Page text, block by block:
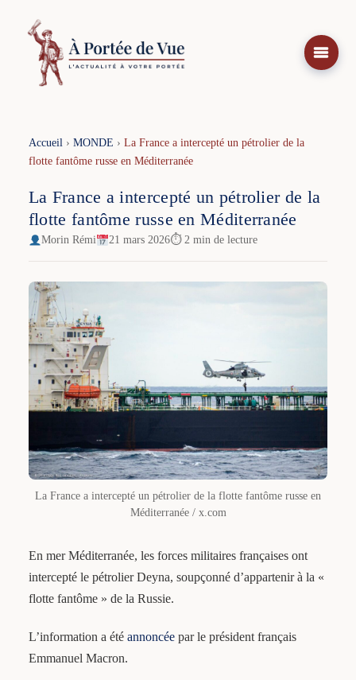
contenu
Accueil› MONDE › La France a intercepté un pétrolier de la
flotte fantôme russe en Méditerranée
La France a intercepté un pétrolier de la
flotte fantôme russe en Méditerranée
Morin Rémi 21 mars 2026⏱ 2 min de lecture
La France a intercepté un pétrolier de la flotte fantôme russe en
Méditerranée / x.com
En mer Méditerranée, les forces militaires françaises ont
intercepté le pétrolier Deyna, soupçonné d’appartenir à la «
flotte fantôme » de la Russie.
L’information a été annoncéepar le président français
Emmanuel Macron.